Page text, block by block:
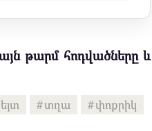
թարմ հոդվածները և
տղա փոքրիկ